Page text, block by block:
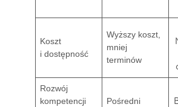
Koszt
i dostępność
Wyższy koszt,
mniej
terminów
Rozwój
kompetencji
Pośredni